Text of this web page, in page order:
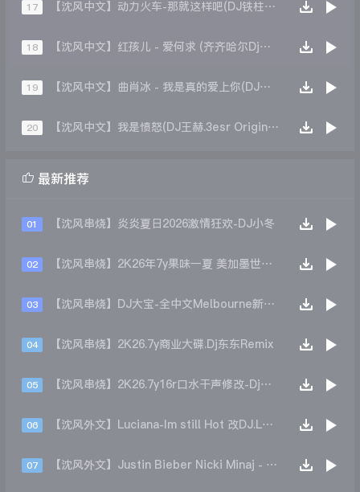
17 【沈风中文】动力火车-那就这样吧(DJ铁柱RM)
18 【沈风中文】红孩儿 - 爱何求 (齐齐哈尔Dj小志Remix)
19 【沈风中文】曲肖冰 - 我是真的爱上你(DJ赵铁柱ExtendedMix)
20 【沈风中文】我是愤怒(DJ王赫.3esr Original Mix)
 最新推荐
01 【沈风串烧】炎炎夏日2026激情狂欢-DJ小冬
02 【沈风串烧】2K26年7y果味一夏 美加墨世界杯主题跳舞派对专辑 - Dj.阿帅
03 【沈风串烧】DJ大宝-全中文Melbourne新弹跳一飞冲天重低音上劲风暴MUSIC慢摇大碟
04 【沈风串烧】2K26.7y商业大碟.Dj东东Remix
05 【沈风串烧】2K26.7y16r口水干声修改-Dj东东Remix
06 【沈风外文】Luciana-Im still Hot 改DJ.LoZe
07 【沈风外文】Justin Bieber Nicki Minaj - Beauty And A Beat (DjHope小春 Extended Mix)